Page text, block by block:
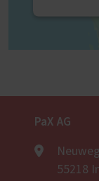
PaX AG
55218